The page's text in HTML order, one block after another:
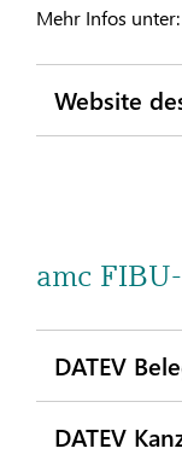
Mehr Infos unter:
Website
amc
DATEV
DATEV